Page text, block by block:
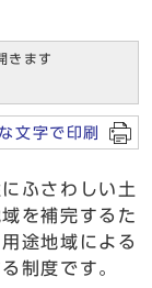
きます
文字で印刷
ふさわしい土
を補完するた
途地域による
制度です。